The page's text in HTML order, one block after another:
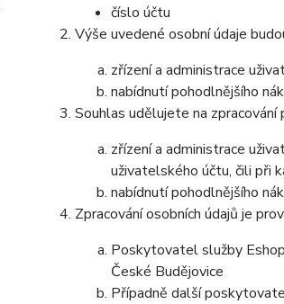
číslo účtu
Výše uvedené osobní údaje
zřízení a administrace
nabídnutí pohodlnějšího
Souhlas udělujete na
zřízení a administrace
uživatelského účtu, čili při
nabídnutí pohodlnějšího
Zpracování osobních údajů je
Poskytovatel služby
České Budějovice
Případně další